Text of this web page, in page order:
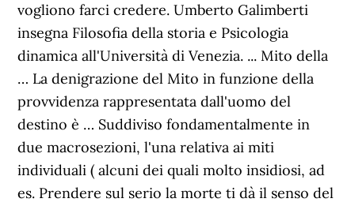
vogliono farci credere. Umberto Galimberti
insegna Filosofia della storia e Psicologia
dinamica all'Università di Venezia. ... Mito della
… La denigrazione del Mito in funzione della
provvidenza rappresentata dall'uomo del
destino è … Suddiviso fondamentalmente in
due macrosezioni, l'una relativa ai miti
individuali ( alcuni dei quali molto insidiosi, ad
es. Prendere sul serio la morte ti dà il senso del